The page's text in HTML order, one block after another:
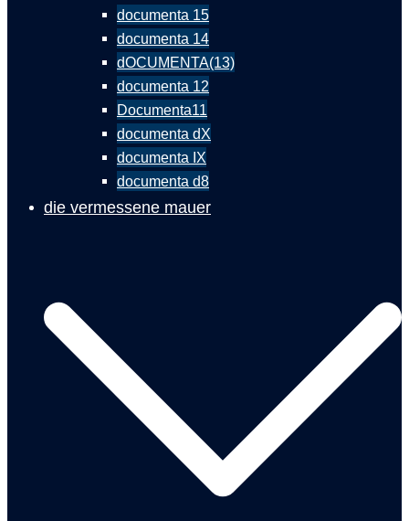
documenta 15
documenta 14
dOCUMENTA(13)
documenta 12
Documenta11
documenta dX
documenta IX
documenta d8
die vermessene mauer